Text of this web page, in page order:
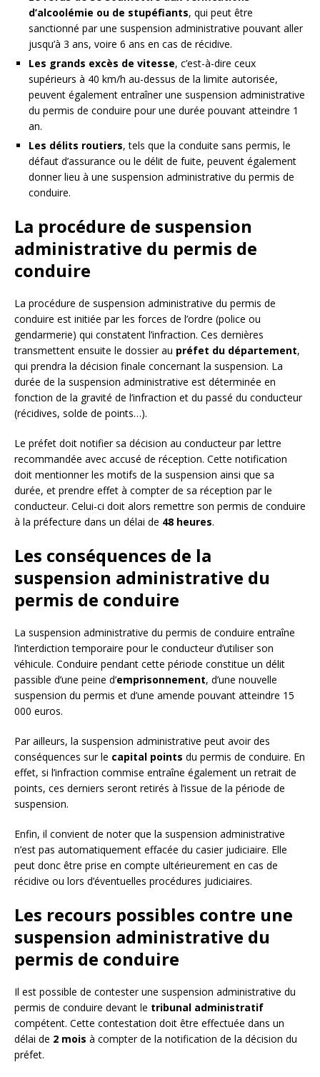
d’alcoolémie ou de stupéfiants, qui peut être
sanctionné par une suspension administrative pouvant aller
jusqu’à 3 ans, voire 6 ans en cas de récidive.
Les grands excès de vitesse, c’est-à-dire ceux
supérieurs à 40 km/h au-dessus de la limite autorisée,
peuvent également entraîner une suspension administrative
du permis de conduire pour une durée pouvant atteindre 1
an.
Les délits routiers, tels que la conduite sans permis, le
défaut d’assurance ou le délit de fuite, peuvent également
donner lieu à une suspension administrative du permis de
conduire.
La procédure de suspension
administrative du permis de
conduire
La procédure de suspension administrative du permis de
conduire est initiée par les forces de l’ordre (police ou
gendarmerie) qui constatent l’infraction. Ces dernières
transmettent ensuite le dossier au préfet du département,
qui prendra la décision finale concernant la suspension. La
durée de la suspension administrative est déterminée en
fonction de la gravité de l’infraction et du passé du conducteur
(récidives, solde de points…).
Le préfet doit notifier sa décision au conducteur par lettre
recommandée avec accusé de réception. Cette notification
doit mentionner les motifs de la suspension ainsi que sa
durée, et prendre effet à compter de sa réception par le
conducteur. Celui-ci doit alors remettre son permis de conduire
à la préfecture dans un délai de 48 heures.
Les conséquences de la
suspension administrative du
permis de conduire
La suspension administrative du permis de conduire entraîne
l’interdiction temporaire pour le conducteur d’utiliser son
véhicule. Conduire pendant cette période constitue un délit
passible d’une peine d’emprisonnement, d’une nouvelle
suspension du permis et d’une amende pouvant atteindre 15
000 euros.
Par ailleurs, la suspension administrative peut avoir des
conséquences sur le capital points du permis de conduire. En
effet, si l’infraction commise entraîne également un retrait de
points, ces derniers seront retirés à l’issue de la période de
suspension.
Enfin, il convient de noter que la suspension administrative
n’est pas automatiquement effacée du casier judiciaire. Elle
peut donc être prise en compte ultérieurement en cas de
récidive ou lors d’éventuelles procédures judiciaires.
Les recours possibles contre une
suspension administrative du
permis de conduire
Il est possible de contester une suspension administrative du
permis de conduire devant le tribunal administratif
compétent. Cette contestation doit être effectuée dans un
délai de 2 mois à compter de la notification de la décision du
préfet.